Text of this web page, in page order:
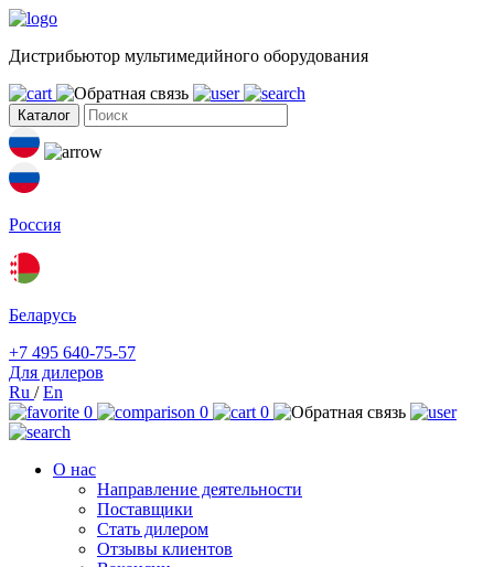
Дистрибьютор мультимедийного оборудования
Каталог
Россия
Беларусь
+7 495 640-75-57
Для дилеров
Ru /En
0
0 0
О нас
Направление деятельности
Поставщики
Стать дилером
Отзывы клиентов